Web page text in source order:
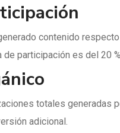
contenido
participación es del 20
totales generadas
adicional.